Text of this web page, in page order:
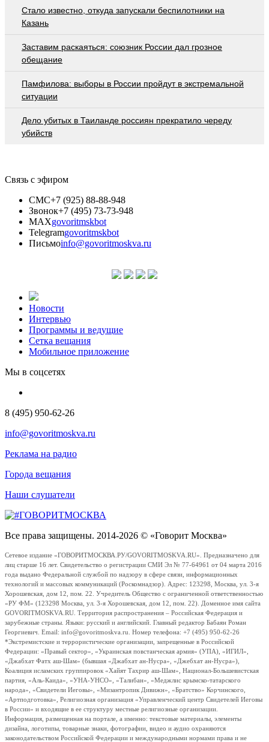
Стало известно, откуда запускали беспилотники на
Казань
Заставим раскаяться: союзник России дал грозное
обещание
Памфилова: выборы в России пройдут в экстремальной
ситуации
Дело убитых в Таиланде россиян прекратило череду
убийств
Связь с эфиром
СМС+7 (925) 88-88-948
Звонок+7 (495) 73-73-948
MAXgovoritmskbot
Telegramgovoritmskbot
Письмоinfo@govoritmoskva.ru
Новости
Интервью
Программы и ведущие
Сетка вещания
Мобильное приложение
Мы в соцсетях
8 (495) 950-62-26
info@govoritmoskva.ru
Реклама на радио
Города вещания
Наши слушатели
Все права защищены. 2014-2026 © «Говорит Москва»
Сетевое издание «ГОВОРИТМОСКВА.РУ/GOVORITMOSKVA.RU». Предназначено для
лиц старше 16 лет. Свидетельство о регистрации СМИ Эл № 77-64961 от 04 марта 2016
года выдано Федеральной службой по надзору в сфере связи, информационных
технологий и массовых коммуникаций (Роскомнадзор). Адрес: 123298, Москва, ул. 3-я
Хорошевская, дом 12, пом. 22. Учредитель Общество с ограниченной ответственностью
«РУ ФМ» (123298 Москва, ул. 3-я Хорошевская, дом 12, пом. 22). Доменное имя сайта
GOVORITMOSKVA.RU. Территория распространения – Российская Федерация и
зарубежные страны. Языки: русский и английский. Главный редактор Бабаян Роман
Георгиевич. Email: info@govoritmoskva.ru. Номер телефона: +7 (495) 950-62-26
*Экстремистские и террористические организации, запрещенные в Российской
Федерации: «Правый сектор», «Украинская повстанческая армия» (УПА), «ИГИЛ»,
«Джабхат Фатх аш-Шам» (бывшая «Джабхат ан-Нусра», «Джебхат ан-Нусра»),
Коалиция исламских группировок «Хайят Тахрир аш-Шам», Национал-Большевистская
партия, «Аль-Каида», «УНА-УНСО», «Талибан», «Меджлис крымско-татарского
народа», «Свидетели Иеговы», «Мизантропик Дивижн», «Братство» Корчинского,
«Артподготовка», Религиозная организация «Управленческий центр Свидетелей Иеговы
в России» и входящие в ее структуру местные религиозные организации.
Информация, размещенная на портале, а именно: текстовые материалы, элементы
дизайна, логотипы, товарные знаки, фотографии, видео и аудио охраняются
законодательством Российской Федерации и международными нормами права и не